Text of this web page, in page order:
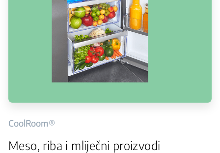
CoolRoom®
Meso, riba i mliječni proizvodi